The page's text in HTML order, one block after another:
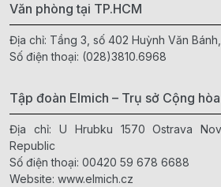
Văn phòng tại TP.HCM
Địa chỉ: Tầng 3, số 402 Huỳnh Văn
Số điện thoại: (028)3810.6968
Tập đoàn Elmich – Trụ sở Cộng
Địa chỉ: U Hrubku 1570 Ostrava
Republic
Số điện thoại: 00420 59 678 6688
Website: www.elmich.cz